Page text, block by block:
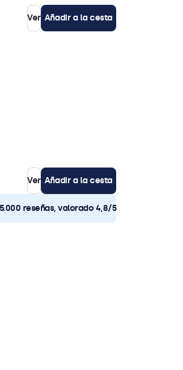
Ver Añadir a la cesta
Ver Añadir a la cesta
reseñas, valorado 4,8/5